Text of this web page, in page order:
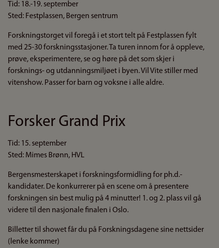
Tid: 18.-19. september
Sted: Festplassen, Bergen sentrum
Forskningstorget vil foregå i et stort telt på Festplassen fylt
med 25-30 forskningsstasjoner. Ta turen innom for å oppleve,
prøve, eksperimentere, se og høre på det som skjer i
forsknings- og utdanningsmiljøet i byen. Vil Vite stiller med
vitenshow. Passer for barn og voksne i alle aldre.
Forsker Grand Prix
Tid: 15. september
Sted: Mimes Brønn, HVL
Bergensmesterskapet i forskningsformidling for ph.d.-
kandidater. De konkurrerer på en scene om å presentere
forskningen sin best mulig på 4 minutter! 1. og 2. plass vil gå
videre til den nasjonale finalen i Oslo.
Billetter til showet får du på Forskningsdagene sine nettsider
(lenke kommer)